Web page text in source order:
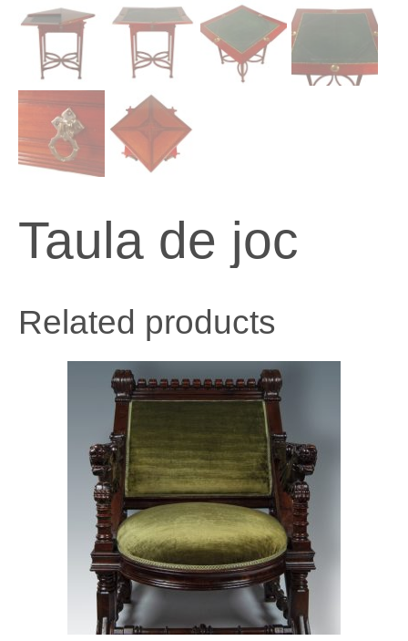
Taula de joc
Related products